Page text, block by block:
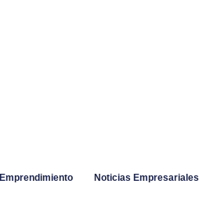
Emprendimiento Noticias Empresariales